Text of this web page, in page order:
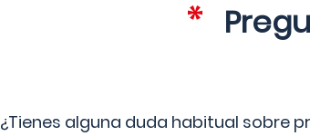
¿Tienes alguna duda habitual sobre